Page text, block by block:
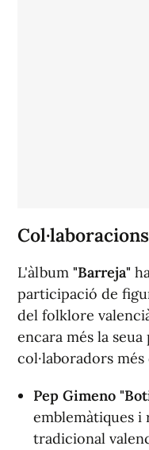
L'àlbum "Barreja"
participació de
del folklore
encara més la
col·laboradors
Pep Gimeno
emblemàtiques i
tradicional